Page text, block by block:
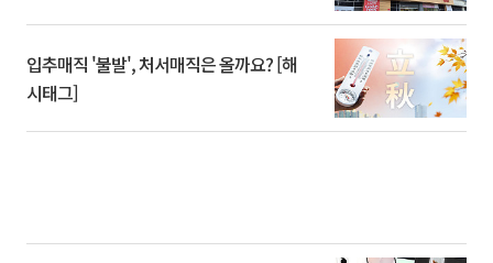
입추매직 '불발', 처서매직은 올까요? [해
시태그]